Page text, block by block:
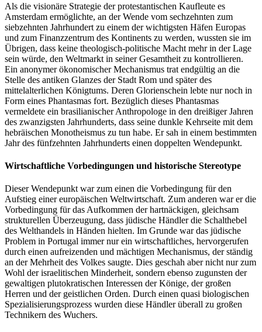
Als die visionäre Strategie der protestantischen Kaufleute es
Amsterdam ermöglichte, an der Wende vom sechzehnten zum
siebzehnten Jahrhundert zu einem der wichtigsten Häfen Europas
und zum Finanzzentrum des Kontinents zu werden, wussten sie im
Übrigen, dass keine theologisch-politische Macht mehr in der Lage
sein würde, den Weltmarkt in seiner Gesamtheit zu kontrollieren.
Ein anonymer ökonomischer Mechanismus trat endgültig an die
Stelle des antiken Glanzes der Stadt Rom und später des
mittelalterlichen Königtums. Deren Glorienschein lebte nur noch in
Form eines Phantasmas fort. Bezüglich dieses Phantasmas
vermeldete ein brasilianischer Anthropologe in den dreißiger Jahren
des zwanzigsten Jahrhunderts, dass seine dunkle Kehrseite mit dem
hebräischen Monotheismus zu tun habe. Er sah in einem bestimmten
Jahr des fünfzehnten Jahrhunderts einen doppelten Wendepunkt.
Wirtschaftliche Vorbedingungen und historische Stereotype
Dieser Wendepunkt war zum einen die Vorbedingung für den
Aufstieg einer europäischen Weltwirtschaft. Zum anderen war er die
Vorbedingung für das Aufkommen der hartnäckigen, gleichsam
strukturellen Überzeugung, dass jüdische Händler die Schalthebel
des Welthandels in Händen hielten. Im Grunde war das jüdische
Problem in Portugal immer nur ein wirtschaftliches, hervorgerufen
durch einen aufreizenden und mächtigen Mechanismus, der ständig
an der Mehrheit des Volkes saugte. Dies geschah aber nicht nur zum
Wohl der israelitischen Minderheit, sondern ebenso zugunsten der
gewaltigen plutokratischen Interessen der Könige, der großen
Herren und der geistlichen Orden. Durch einen quasi biologischen
Spezialisierungsprozess wurden diese Händler überall zu großen
Technikern des Wuchers.